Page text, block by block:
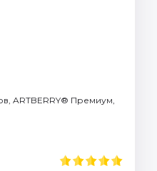
ARTBERRY® Премиум,